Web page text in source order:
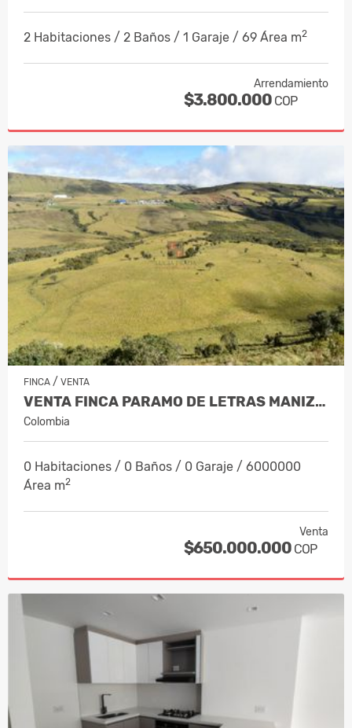
2 Habitaciones / 2 Baños / 1 Garaje / 69 Área m2
Arrendamiento
$3.800.000 COP
FINCA / VENTA
VENTA FINCA PARAMO DE LETRAS MANIZAL…
Colombia
0 Habitaciones / 0 Baños / 0 Garaje / 6000000
Área m2
Venta
$650.000.000 COP